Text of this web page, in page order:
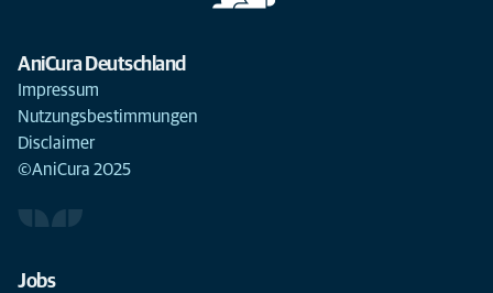
AniCura Deutschland
Impressum
Nutzungsbestimmungen
Disclaimer
©AniCura 2025
Jobs